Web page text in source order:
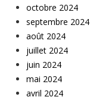
octobre 2024
septembre 2024
août 2024
juillet 2024
juin 2024
mai 2024
avril 2024